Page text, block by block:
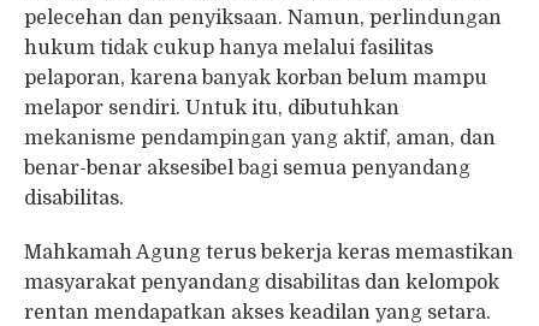
pelecehan dan penyiksaan. Namun, perlindungan
hukum tidak cukup hanya melalui fasilitas
pelaporan, karena banyak korban belum mampu
melapor sendiri. Untuk itu, dibutuhkan
mekanisme pendampingan yang aktif, aman, dan
benar-benar aksesibel bagi semua penyandang
disabilitas.
Mahkamah Agung terus bekerja keras memastikan
masyarakat penyandang disabilitas dan kelompok
rentan mendapatkan akses keadilan yang setara.